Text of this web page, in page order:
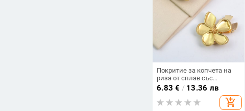
Покритие за копчета на
риза от сплав със
кристали, дизайн във
форма на цвете
6.83 € / 13.36 лв
add_shopping_cart